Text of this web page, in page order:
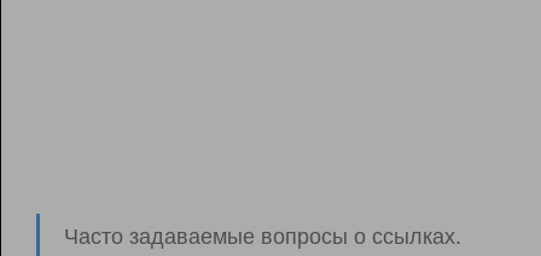
Часто задаваемые вопросы о ссылках.